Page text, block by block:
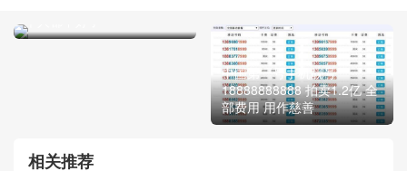
中国第一号手机靓号
18888888888 拍卖1.2亿 全
部费用 用作慈善
相关推荐